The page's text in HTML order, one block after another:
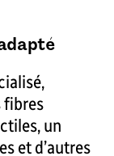
fibres
un
et d’autres